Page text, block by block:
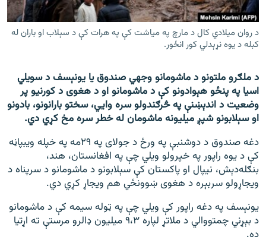
راسره ملګري شئ
د ازادې اروپا/ ازادي راډيو ټولې پاڼې
د روان میلادي کال د مارچ په میاشت کې په هرات کې د سېلاب او باران له
کبله د یوه نړېدلي کور انځور.
د ملګرو ملتونو د ماشومانو وجهي صندوق یا یونېسف د سویلي
اسیا په پنځو هېوادونو کې د ماشومانو او د هغوی د کورنیو پر
وضعیت د اندېښنې په څرګندولو سره وايي، سختو بارانونو، بادونو
او سېلابونو شپږ میلیونه ماشومان له خطر سره مخ کړي دي.
دغه صندوق د دوشنبې په ورځ د جولای په ۲۹مه په خپله ویبپاڼه
کې د یوه راپور په خپرولو ویلي چې په افغانستان، هند،
بنګله‌دېش، نیپال او پاکستان کې سېلابونو د ماشومانو د سرپناه د
ویجاړولو سربېره د هغوی ښوونځي هم ویجاړ کړي دي.
یونېسف په دغه راپور کې ویلي چې په ټوله سیمه کې د ماشومانو
د بېړني چمتووالي د ملاتړ لپاره ۹،۳ میلیون ډالرو مرستې ته اړتیا
ده.